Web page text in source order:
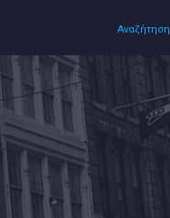
Αναζήτηση
Αρχική
Πολιτισμός